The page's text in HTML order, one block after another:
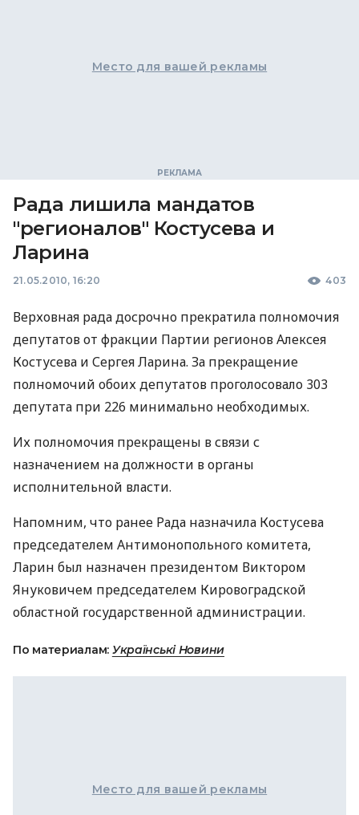
Место для вашей рекламы
Рада лишила мандатов
"регионалов" Костусева и
Ларина
21.05.2010, 16:20 403
Верховная рада досрочно прекратила полномочия
депутатов от фракции Партии регионов Алексея
Костусева и Сергея Ларина. За прекращение
полномочий обоих депутатов проголосовало 303
депутата при 226 минимально необходимых.
Их полномочия прекращены в связи с
назначением на должности в органы
исполнительной власти.
Напомним, что ранее Рада назначила Костусева
председателем Антимонопольного комитета,
Ларин был назначен президентом Виктором
Януковичем председателем Кировоградской
областной государственной администрации.
По материалам: Українські Новини
Место для вашей рекламы